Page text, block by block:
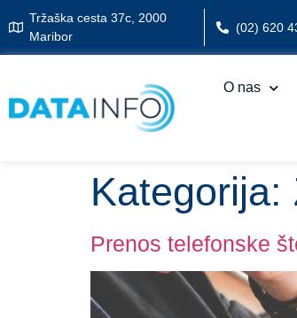
Tržaška cesta 37c, 2000
Maribor
(02) 620
O nas
Kategorija:
Prenos telefonske